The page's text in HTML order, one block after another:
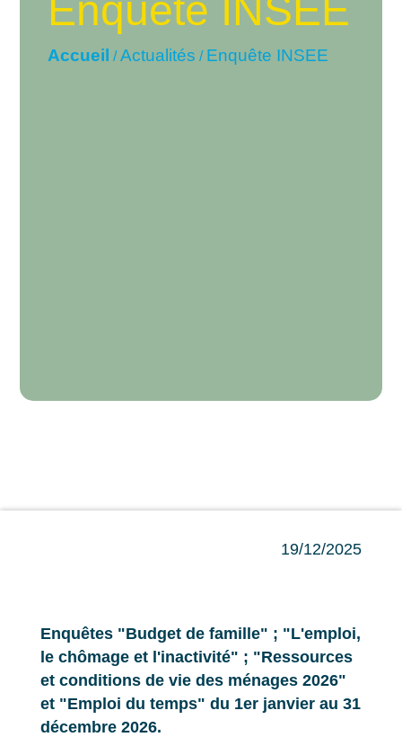
Enquête INSEE
Accueil /Actualités / Enquête INSEE
19/12/2025
Enquêtes "Budget de famille" ; "L'emploi,
le chômage et l'inactivité" ; "Ressources
et conditions de vie des ménages 2026"
et "Emploi du temps" du 1er janvier au 31
décembre 2026.